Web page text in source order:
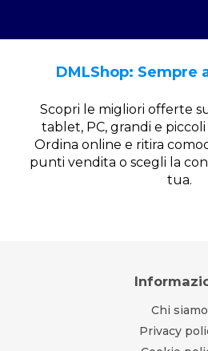
DMLShop: Sempre
Scopri le migliori offerte
tablet, PC, grandi e
Ordina online e ritira
punti vendita o scegli la
tua.
Chi siamo
Privacy